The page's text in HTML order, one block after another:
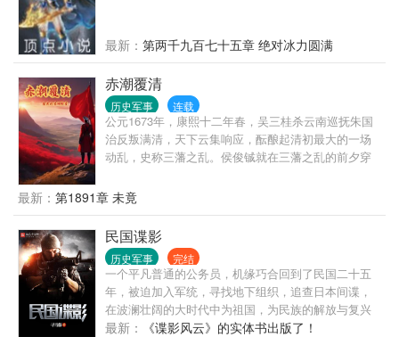
加尔湖："毛熊，这地儿自古以来姓中。"?伦敦报纸头
条惊呼："远东恶魔用铁甲舰，把鸦片倒进了泰晤士
河！"--------------作者试图叙述一个赤子在那个时代的故
事。本书无系统，不无脑，偏真实历史向，思想内核
参考当今社会核心价值观，不称帝，不图满，欢迎大
家来捧场。
最新： 第两千九百七十五章 绝对冰力圆满
赤潮覆清
历史军事 连载
公元1673年，康熙十二年春，吴三桂杀云南巡抚朱国
治反叛满清，天下云集响应，酝酿起清初最大的一场
动乱，史称三藩之乱。侯俊铖就在三藩之乱的前夕穿
路，且看侯俊铖如何扭转乾坤，在百鬼夜行的黑夜之
中高举赤旗，为国为民寻得一条赤阳如血的生路！
最新： 第1891章 未竟
民国谍影
历史军事 完结
一个平凡普通的公务员，机缘巧合回到了民国二十五
年，被迫加入军统，寻找地下组织，追查日本间谍，
在波澜壮阔的大时代中为祖国，为民族的解放与复兴
贡献着自己的一份力量，开始了他传奇的谍海生涯。>
最新： 《谍影风云》的实体书出版了！